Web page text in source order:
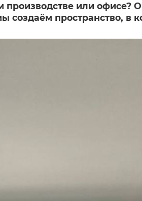
или офисе?
создаём пространство, в